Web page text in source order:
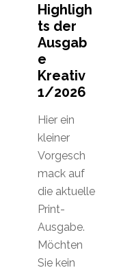
Highligh
ts der
Ausgab
e
Kreativ
1/2026
Hier ein
kleiner
Vorgesch
mack auf
die aktuelle
Print-
Ausgabe.
Möchten
Sie kein